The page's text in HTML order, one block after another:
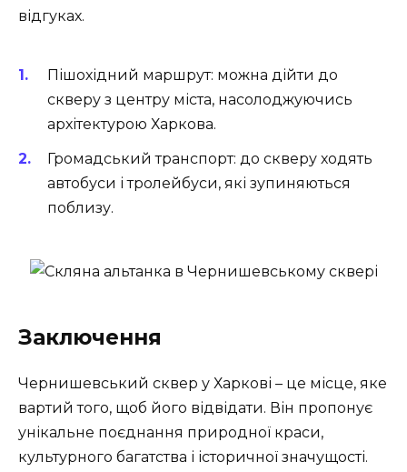
відгуках.
Пішохідний маршрут: можна дійти до
скверу з центру міста, насолоджуючись
архітектурою Харкова.
Громадський транспорт: до скверу ходять
автобуси і тролейбуси, які зупиняються
поблизу.
Заключення
Чернишевський сквер у Харкові – це місце, яке
вартий того, щоб його відвідати. Він пропонує
унікальне поєднання природної краси,
культурного багатства і історичної значущості.